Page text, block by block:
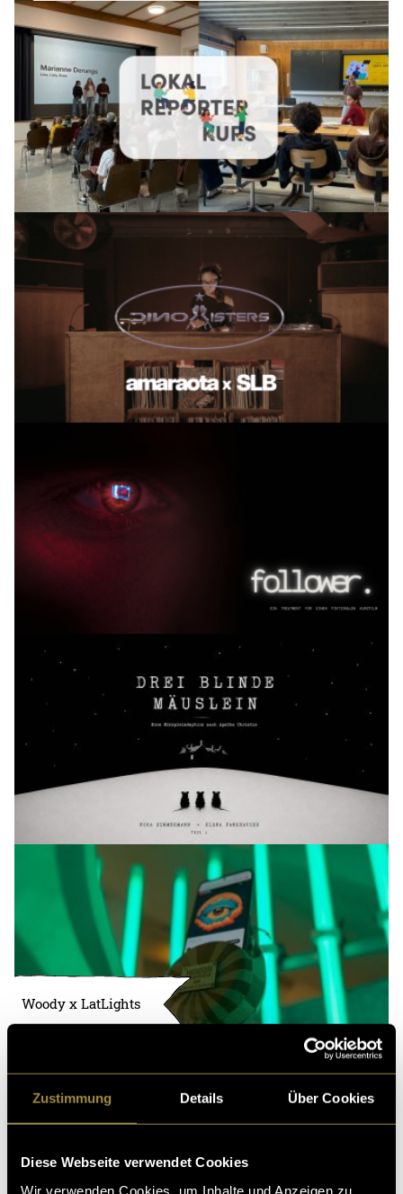
Zustimmung Details Über Cookies
Diese Webseite verwendet Cookies
Wir verwenden Cookies, um Inhalte und Anzeigen zu
Woody x LatLights